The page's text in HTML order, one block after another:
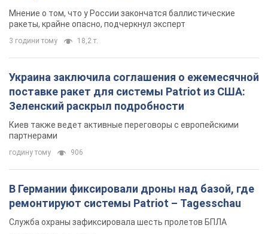
Мнение о том, что у России закончатся баллистические
ракеты, крайне опасно, подчеркнул эксперт
3 години тому 18,2 т.
Украина заключила соглашения о ежемесячной
поставке ракет для системы Patriot из США:
Зеленский раскрыл подробности
Киев также ведет активные переговоры с европейскими
партнерами
годину тому 906
В Германии фиксировали дроны над базой, где
ремонтируют системы Patriot – Tagesschau
Служба охраны зафиксировала шесть пролетов БПЛА